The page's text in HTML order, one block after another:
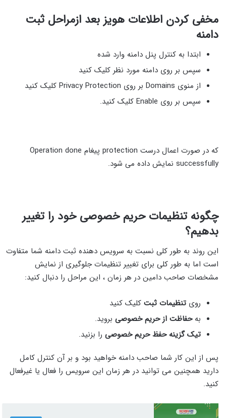
مخفی کردن اطلاعات هویز بعد ازمراحل ثبت
دامنه
ابتدا به کنترل پنل دامنه وارد شده
سپس بر روی دامنه مورد نظر کلیک کنید
از منوی Domains بر روی Privacy Protection کلیک کنید
سپس بر روی Enable کلیک کنید.
که در صورت اعمال درست protection پیغام Operation done
successfully نمایش داده می شود.
چگونه تنظیمات حریم خصوصی خود را تغییر
بدهیم؟
این روند به طور کلی نسبت به سرویس دهنده ثبت دامنه شما متفاوت
است اما به طور کلی برای تغییر تنظیمات جلوگیری از نمایش
مشخصات صاحب دامین در هر زمان ، این مراحل را دنبال کنید:
روی تنظیمات ثبت کلیک کنید
بهحفاظت از حریم خصوصی بروید.
تیک گزینه حفظ حریم خصوصی را بزنید.
پس از این کار شما صاحب دامنه خواهید بود و بر آن کنترل کامل
دارید همچنین می توانید در هر زمان این سرویس را فعال یا غیرفعال
کنید.